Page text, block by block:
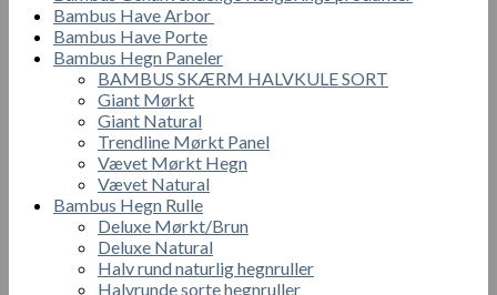
Bambus Have Arbor
Bambus Have Porte
Bambus Hegn Paneler
BAMBUS SKÆRM HALVKULE SORT
Giant Mørkt
Giant Natural
Trendline Mørkt Panel
Vævet Mørkt Hegn
Vævet Natural
Bambus Hegn Rulle
Deluxe Mørkt/Brun
Deluxe Natural
Halv rund naturlig hegnruller
Halvrunde sorte hegnruller